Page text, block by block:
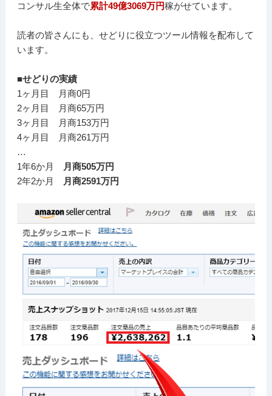
コンサル生全体で累計49億3069万円稼がせています。
読者の皆さんにも、せどりに役立つツール情報を配布して
います。
■せどりの実績
1ヶ月目 月商0円
2ヶ月目 月商65万円
3ヶ月目 月商153万円
4ヶ月目 月商261万円
…
1年6か月
月商505万円
2年2か月
月商2591万円